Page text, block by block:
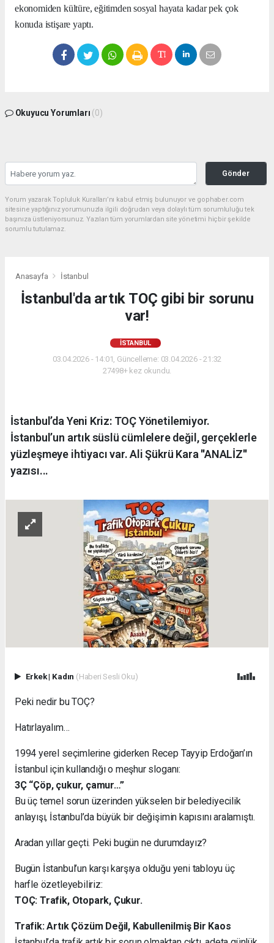
ekonomiden kültüre, eğitimden sosyal hayata kadar pek çok
konuda istişare yaptı.
Okuyucu Yorumları (0)
Gönder
Yorum yazarak Topluluk Kuralları’nı kabul etmiş bulunuyor ve gophaber.com
sitesine yaptığınız yorumunuzla ilgili doğrudan veya dolaylı tüm sorumluluğu tek
başınıza üstleniyorsunuz. Yazılan tüm yorumlardan site yönetimi hiçbir şekilde
sorumlu tutulamaz.
Anasayfa İstanbul
İstanbul'da artık TOÇ gibi bir sorunu
var!
İSTANBUL
03.04.2026 - 14:01, Güncelleme: 03.04.2026 - 21:32
27498+ kez okundu.
İstanbul’da Yeni Kriz: TOÇ Yönetilemiyor.
İstanbul’un artık süslü cümlelere değil, gerçeklerle
yüzleşmeye ihtiyacı var. Ali Şükrü Kara ''ANALİZ''
yazısı...
Erkek| Kadın (Haberi Sesli Oku)
Peki nedir bu TOÇ?
Hatırlayalım…
1994 yerel seçimlerine giderken Recep Tayyip Erdoğan’ın
İstanbul için kullandığı o meşhur sloganı:
3Ç “Çöp, çukur, çamur…”
Bu üç temel sorun üzerinden yükselen bir belediyecilik
anlayışı, İstanbul’da büyük bir değişimin kapısını aralamıştı.
Aradan yıllar geçti. Peki bugün ne durumdayız?
Bugün İstanbul’un karşı karşıya olduğu yeni tabloyu üç
harfle özetleyebiliriz:
TOÇ: Trafik, Otopark, Çukur.
Trafik: Artık Çözüm Değil, Kabullenilmiş Bir Kaos